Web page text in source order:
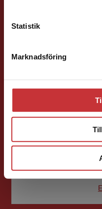
Statistik
Marknadsföring